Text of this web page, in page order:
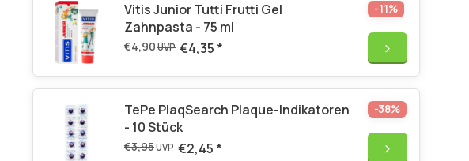
Vitis Junior Tutti Frutti Gel
Zahnpasta - 75 ml
€4,90UVP €4,35 *
-11%
TePe PlaqSearch Plaque-Indikatoren
- 10 Stück
€3,95UVP €2,45 *
-38%